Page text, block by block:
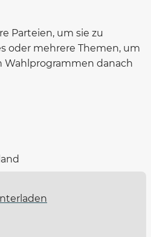
Parteien, um sie zu
oder mehrere Themen, um
Wahlprogrammen danach